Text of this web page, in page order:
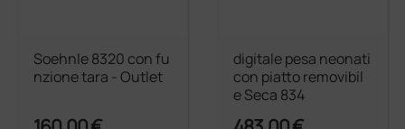
Soehnle 8320 con fu
nzione tara - Outlet
digitale pesa neonati
con piatto removibil
e Seca 834